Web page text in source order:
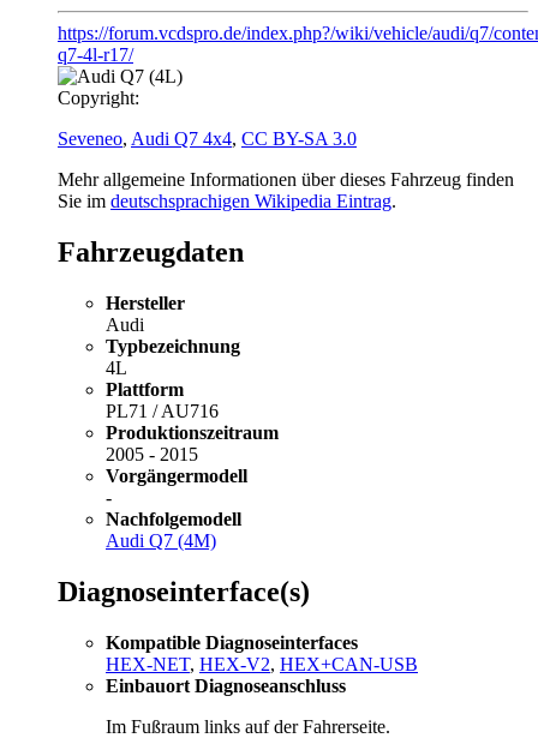
https://forum.vcdspro.de/index.php?/wiki/vehicle/audi/q7/
q7-4l-r17/
Copyright:
Seveneo, Audi Q7 4x4, CC BY-SA 3.0
Mehr allgemeine Informationen über dieses Fahrzeug finden
Sie im deutschsprachigen Wikipedia Eintrag.
Fahrzeugdaten
Hersteller
Audi
Typbezeichnung
4L
Plattform
PL71 / AU716
Produktionszeitraum
2005 - 2015
Vorgängermodell
-
Nachfolgemodell
Audi Q7 (4M)
Diagnoseinterface(s)
Kompatible Diagnoseinterfaces
HEX-NET, HEX-V2, HEX+CAN-USB
Einbauort Diagnoseanschluss
Im Fußraum links auf der Fahrerseite.